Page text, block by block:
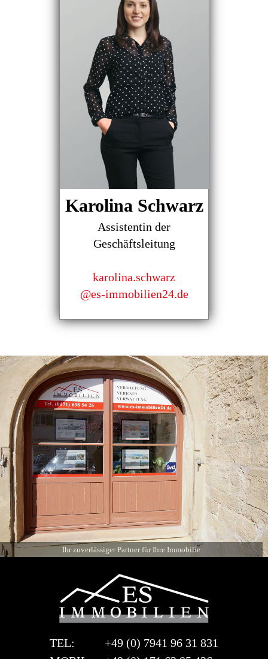
Karolina Schwarz
Assistentin der
Geschäftsleitung
karolina.schwarz
@es-immobilien24.de
Ihr zuverlässiger Partner für Ihre Immobilie
TEL:
+49 (0) 7941 96 31 831